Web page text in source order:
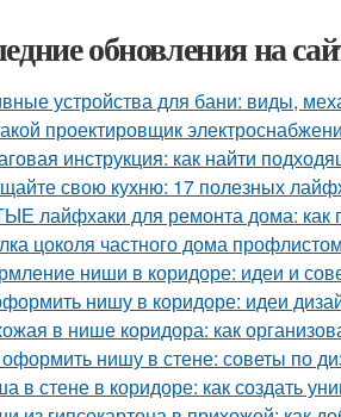
обновления на
устройства для бани: виды,
проектировщик
инструкция: как найти
свою кухню: 17 полезных
лайфхаки для ремонта дома: как
цоколя частного дома
ниши в коридоре: идеи и
нишу в коридоре: идеи
в нише коридора: как
оформить нишу в стене: советы по
в стене в коридоре: как создать